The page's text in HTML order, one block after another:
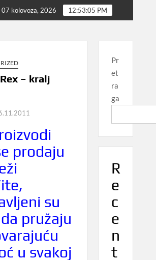
ONE PURE Protiv dijabetesa-
07 kolovoza, 2026 12:53:06 PM
– kralj
prodaju
su
pružaju
u svakoj
Pr
et
ra
ga
R
e
c
e
n
t